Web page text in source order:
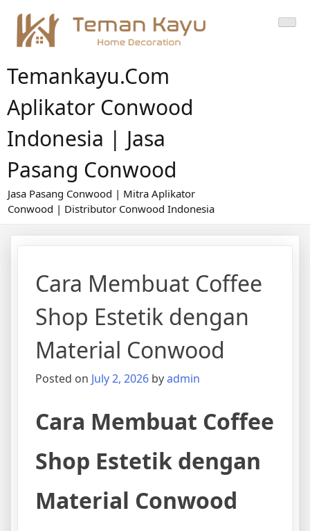
content
Temankayu.com
Aplikator Conwood
Indonesia | Jasa
Pasang Conwood
Jasa Pasang Conwood | Mitra Aplikator
Conwood | Distributor Conwood Indonesia
Cara Membuat Coffee
Shop Estetik dengan
Material Conwood
Posted on July 2, 2026 byadmin
Cara Membuat Coffee
Shop Estetik dengan
Material Conwood